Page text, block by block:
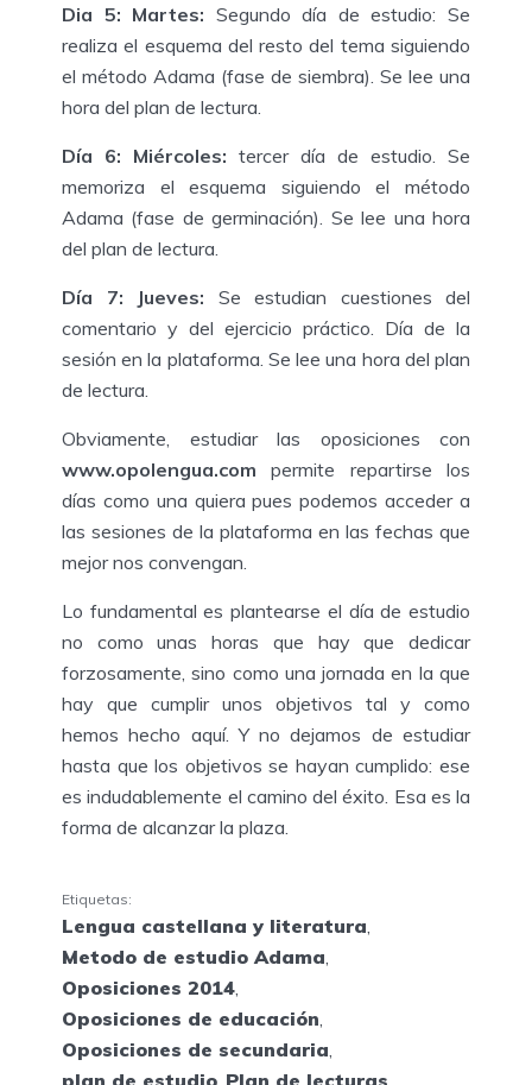
Dia 5: Martes: Segundo día de estudio: Se
realiza el esquema del resto del tema siguiendo
el método Adama (fase de siembra). Se lee una
hora del plan de lectura.
Día 6: Miércoles: tercer día de estudio. Se
memoriza el esquema siguiendo el método
Adama (fase de germinación). Se lee una hora
del plan de lectura.
Día 7: Jueves: Se estudian cuestiones del
comentario y del ejercicio práctico. Día de la
sesión en la plataforma. Se lee una hora del plan
de lectura.
Obviamente, estudiar las oposiciones con
www.opolengua.com permite repartirse los
días como una quiera pues podemos acceder a
las sesiones de la plataforma en las fechas que
mejor nos convengan.
Lo fundamental es plantearse el día de estudio
no como unas horas que hay que dedicar
forzosamente, sino como una jornada en la que
hay que cumplir unos objetivos tal y como
hemos hecho aquí. Y no dejamos de estudiar
hasta que los objetivos se hayan cumplido: ese
es indudablemente el camino del éxito. Esa es la
forma de alcanzar la plaza.
Etiquetas:
Lengua castellana y literatura,
Metodo de estudio Adama,
Oposiciones 2014,
Oposiciones de educación,
Oposiciones de secundaria,